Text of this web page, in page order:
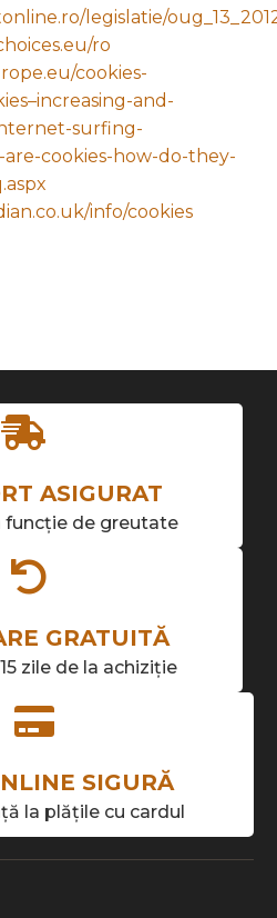
legislatie/
ro
cookies-
and-
surfing-
cookies-how-do-they-
info/cookies
ASIGURAT
funcție de greutate
GRATUITĂ
zile de la achiziție
SIGURĂ
la plățile cu cardul